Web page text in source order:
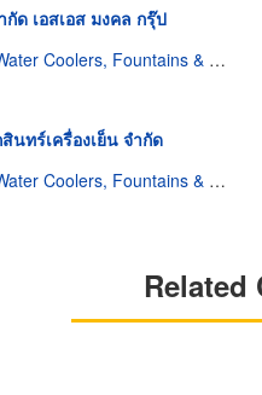
ด เอสเอส มงคล กรุ๊ป
Coolers, Fountains & Filters
นทร์เครื่องเย็น จำกัด
Coolers, Fountains & Filters
Related